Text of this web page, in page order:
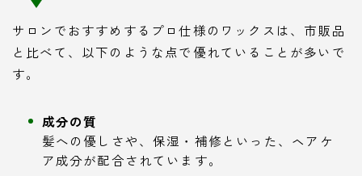
サロンでおすすめするプロ仕様のワックスは、市販品
と比べて、以下のような点で優れていることが多いで
す。
成分の質
髪への優しさや、保湿・補修といった、ヘアケ
ア成分が配合されています。